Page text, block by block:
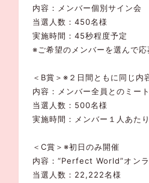
内容：メンバー個別サイン会
当選人数：450名様
実施時間：45秒程度予定
※ご希望のメンバーを選んで応
＜B賞＞※２日間ともに同じ内
内容：メンバー全員とのミー
当選人数：500名様
実施時間：メンバー１人あた
＜C賞＞※初日のみ開催
内容：“Perfect World”オン
当選人数：22,222名様